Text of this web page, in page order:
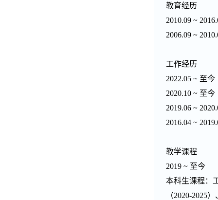
教育经历
2010.09 ~
2006.09 ~
工作经历
2022.05 ~ 至今
2020.10 ~ 至今
2019.06 ~
2016.04 ~
教学课程
2019 ~ 至今
本科生课程：
（2020-2025）